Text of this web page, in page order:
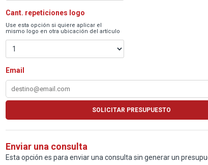
Cant. repeticiones logo
Use esta opción si quiere aplicar el
mismo logo en otra ubicación del artículo
Email
Enviar una consulta
Esta opción es para enviar una consulta sin generar un